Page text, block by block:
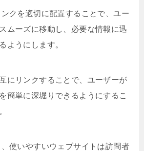
クを適切に配置することで、ユー
ムーズに移動し、必要な情報に迅
ようにします。
にリンクすることで、ユーザーが
簡単に深堀りできるようにするこ
使いやすいウェブサイトは訪問者